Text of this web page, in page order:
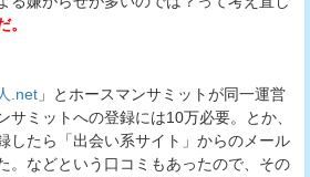
。
.net 」とホースマンサミットが同一運営
サミットへの登録には10万必要。とか、
したら「出会い系サイト」からのメール
。などという口コミもあったので、その